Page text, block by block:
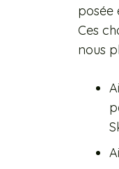
posée
Ces
nous